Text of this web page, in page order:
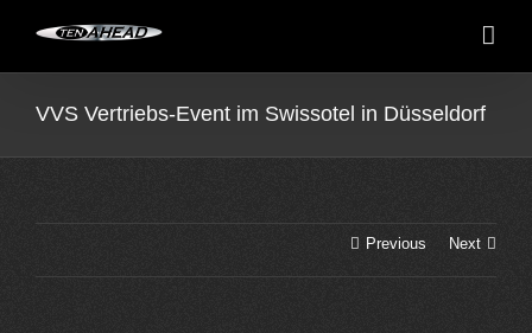
VVS Vertriebs-Event im Swissotel in Düsseldorf
Previous Next